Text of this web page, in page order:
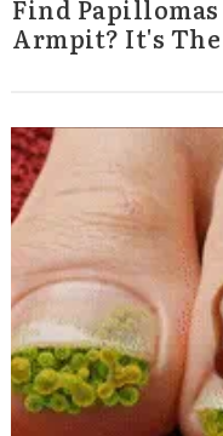
Find Papillomas
Armpit? It's